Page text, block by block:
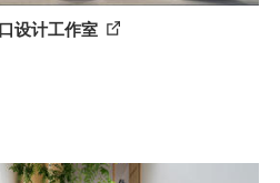
设计工作室